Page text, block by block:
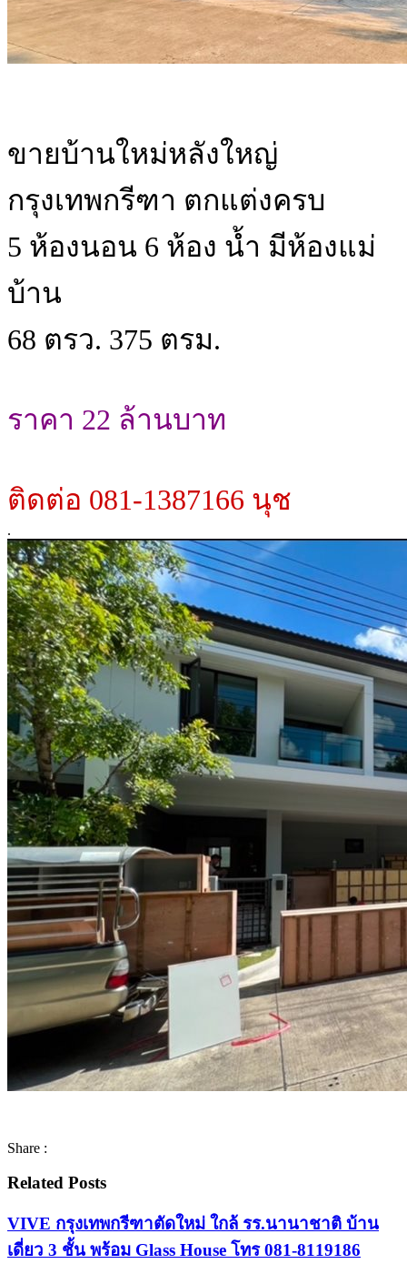
ขายบ้านใหม่หลังใหญ่
กรุงเทพกรีฑา ตกแต่งครบ
5 ห้องนอน 6 ห้อง น้ำ มีห้องแม่
บ้าน
68 ตรว. 375 ตรม.
ราคา 22 ล้านบาท
ติดต่อ 081-1387166 นุช
.
Share :
Related Posts
VIVE กรุงเทพกรีฑาตัดใหม่ ใกล้ รร.นานาชาติ บ้าน
เดี่ยว 3 ชั้น พร้อม Glass House โทร 081-8119186